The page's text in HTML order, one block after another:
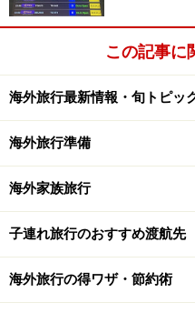
さにローカルな体験は、
要時間5時間でベルリン
ーデン立ち寄りが含まれ
から、サドルにサスペン
乗ってしまうと、後でお
まうとか…。
KENKO JIMAN
Electric Bike City
この記事に
海外旅行最新情報・旬トピッ
海外旅行準備
海外家族旅行
子連れ旅行のおすすめ渡航先
海外旅行の得ワザ・節約術